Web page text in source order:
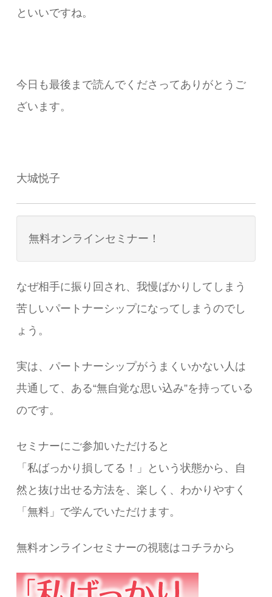
といいですね。
​今日も最後まで読んでくださってありがとうご
ざいます。
大城悦子
無料オンラインセミナー！
なぜ相手に振り回され、我慢ばかりしてしまう
苦しいパートナーシップになってしまうのでし
ょう。
実は、パートナーシップがうまくいかない人は
共通して、ある“無自覚な思い込み”を持っている
のです。
セミナーにご参加いただけると
「私ばっかり損してる！」という状態から、自
然と抜け出せる方法を、楽しく、わかりやすく
「無料」で学んでいただけます。
無料オンラインセミナーの視聴はコチラから